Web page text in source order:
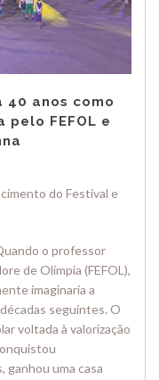
anos como
FEFOL e
do Festival e
o professor
de Olímpia (FEFOL),
imaginaria a
seguintes. O
voltada à valorização
ganhou uma casa